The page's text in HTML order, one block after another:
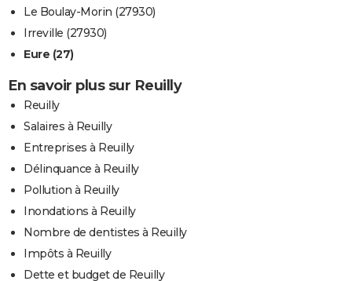
Le Boulay-Morin (27930)
Irreville (27930)
Eure (27)
En savoir plus sur Reuilly
Reuilly
Salaires à Reuilly
Entreprises à Reuilly
Délinquance à Reuilly
Pollution à Reuilly
Inondations à Reuilly
Nombre de dentistes à Reuilly
Impôts à Reuilly
Dette et budget de Reuilly